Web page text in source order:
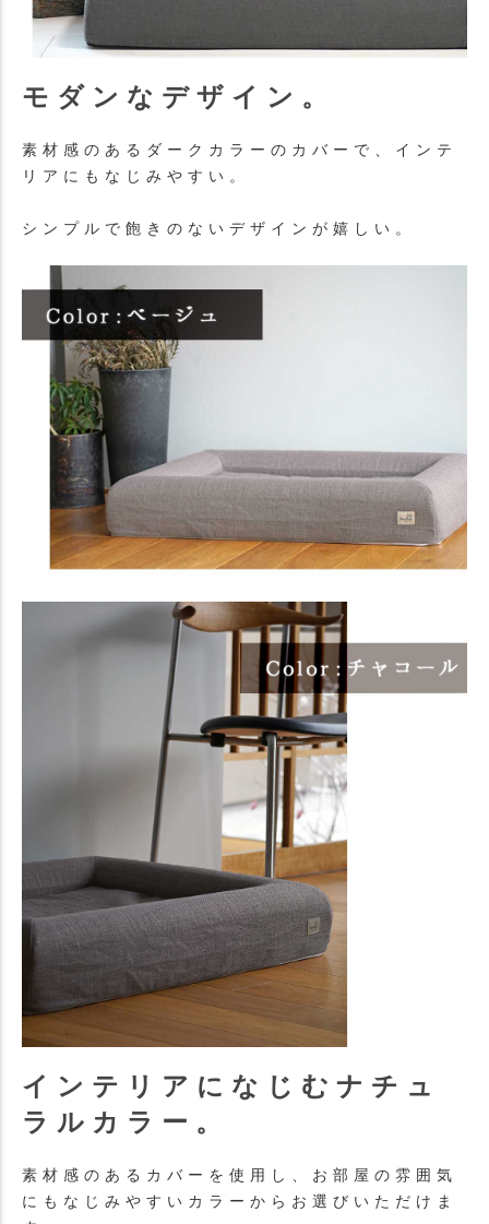
モダンなデザイン。
素材感のあるダークカラーのカバーで、インテ
リアにもなじみやすい。
シンプルで飽きのないデザインが嬉しい。
インテリアになじむナチュ
ラルカラー。
素材感のあるカバーを使用し、お部屋の雰囲気
にもなじみやすいカラーからお選びいただけま